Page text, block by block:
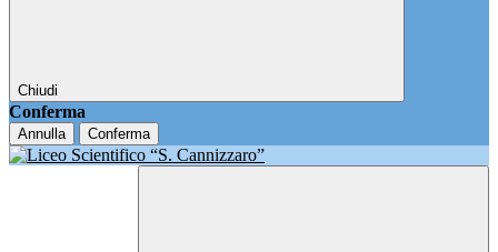
Chiudi
Conferma
Annulla Conferma